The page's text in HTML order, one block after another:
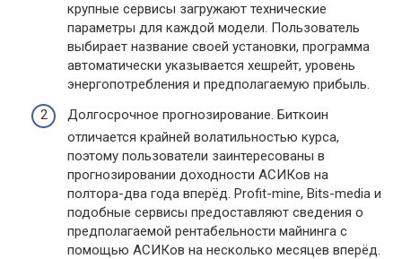
крупные сервисы загружают технические
параметры для каждой модели. Пользователь
выбирает название своей установки, программа
автоматически указывается хешрейт, уровень
энергопотребления и предполагаемую прибыль.
Долгосрочное прогнозирование. Биткоин
отличается крайней волатильностью курса,
поэтому пользователи заинтересованы в
прогнозировании доходности АСИКов на
полтора-два года вперёд. Profit-mine, Bits-media и
подобные сервисы предоставляют сведения о
предполагаемой рентабельности майнинга с
помощью АСИКов на несколько месяцев вперёд.